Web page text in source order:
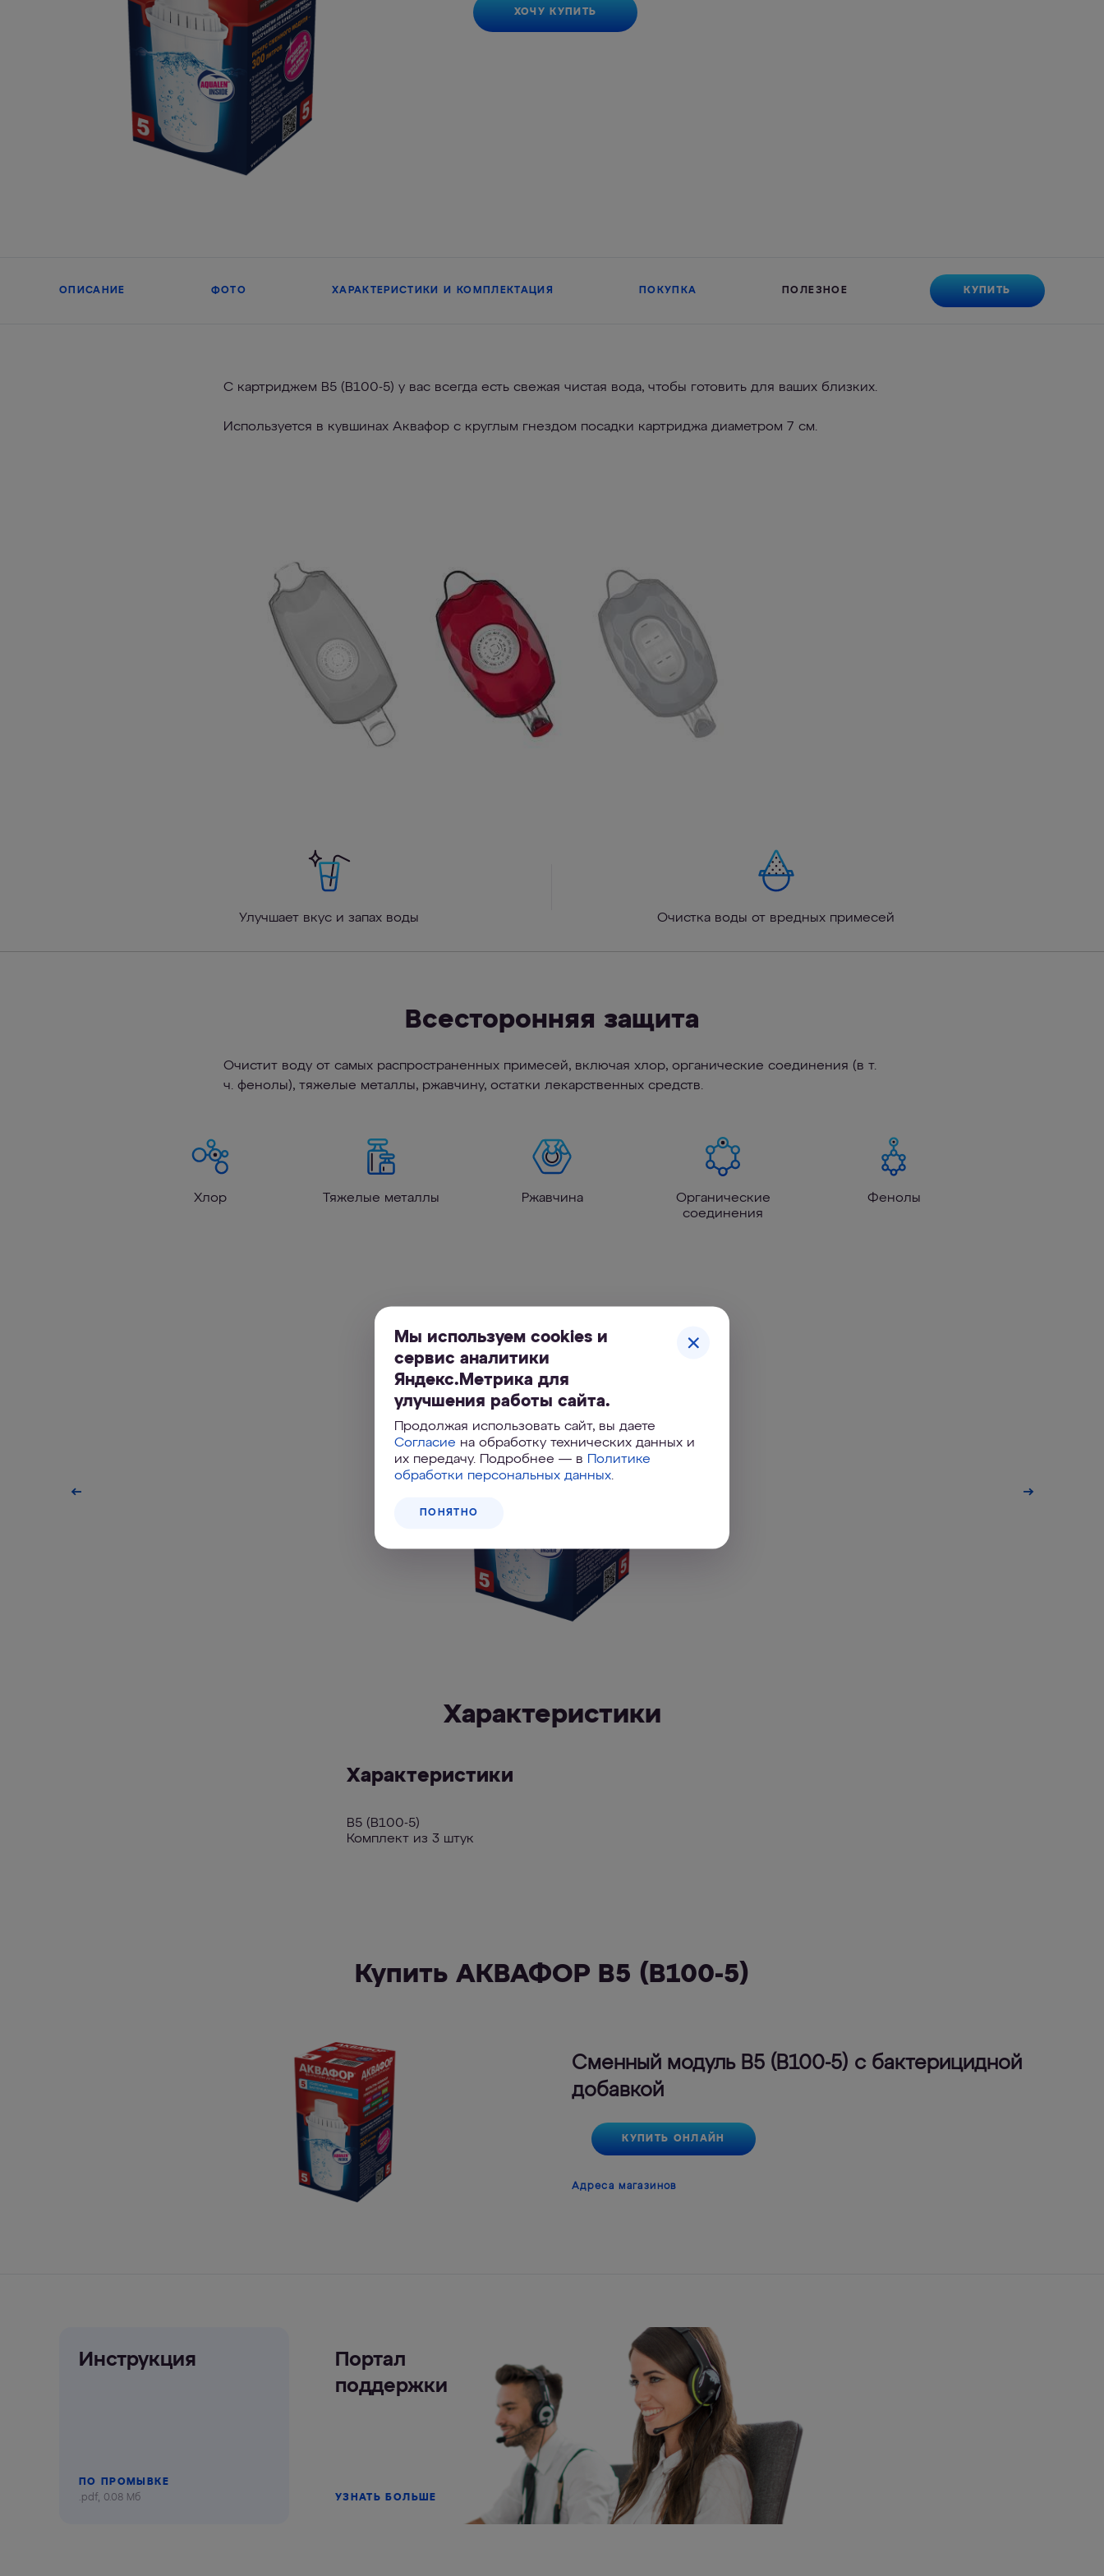
ХОЧУ КУПИТЬ
ОПИСАНИЕ ФОТО ХАРАКТЕРИСТИКИ И КОМПЛЕКТАЦИЯ ПОКУПКА ПОЛЕЗНОЕ КУПИТЬ
С картриджем В5 (В100-5) у вас всегда есть свежая чистая вода, чтобы готовить для ваших близких.
Используется в кувшинах Аквафор c круглым гнездом посадки картриджа диаметром 7 см.
Улучшает вкус и запах воды Очистка воды от вредных примесей
Всесторонняя защита
Очистит воду от самых распространенных примесей, включая хлор, органические соединения (в т.
ч. фенолы), тяжелые металлы, ржавчину, остатки лекарственных средств.
Хлор Тяжелые металлы Ржавчина
Органические
соединения
Фенолы
Характеристики
Характеристики
В5 (В100-5)
Комплект из 3 штук
Купить АКВАФОР В5 (В100-5)
Сменный модуль В5 (В100-5) с бактерицидной
добавкой
КУПИТЬ ОНЛАЙН
Адреса магазинов
Инструкция
ПО ПРОМЫВКЕ
.pdf, 0.08 Мб
Портал
поддержки
УЗНАТЬ БОЛЬШЕ
Мы используем cookies и
сервис аналитики
Яндекс.Метрика для
улучшения работы сайта.
Продолжая использовать сайт, вы даете
Согласие на обработку технических данных и
их передачу. Подробнее — в Политике
обработки персональных данных
ПОНЯТНО